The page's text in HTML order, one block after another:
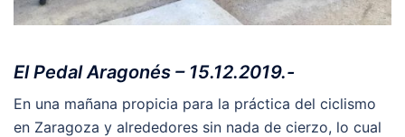
El Pedal Aragonés – 15.12.2019.-
En una mañana propicia para la práctica del ciclismo
en Zaragoza y alrededores sin nada de cierzo, lo cual